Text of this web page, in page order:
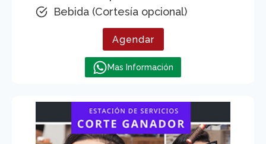
Bebida (Cortesía opcional)
Agendar
Mas Información